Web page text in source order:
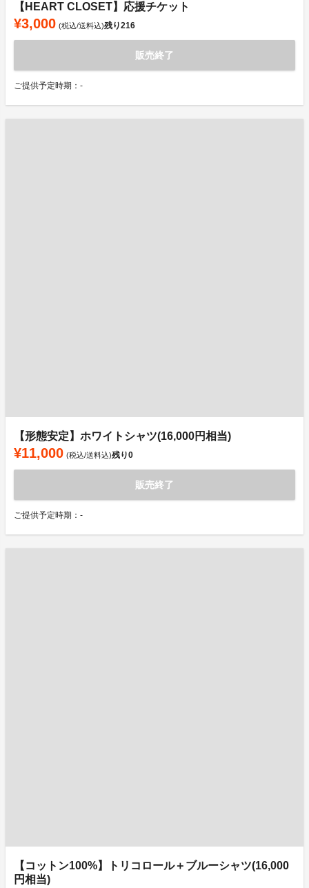
【HEART CLOSET】応援チケット
¥3,000 (税込/送料込)残り216
販売終了
ご提供予定時期：-
【形態安定】ホワイトシャツ(16,000円相当)
¥11,000 (税込/送料込)残り0
販売終了
ご提供予定時期：-
【コットン100%】トリコロール＋ブルーシャツ(16,000
円相当)